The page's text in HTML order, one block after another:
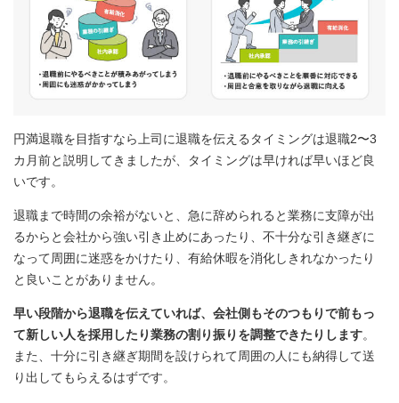
円満退職を目指すなら上司に退職を伝えるタイミングは退職2〜3
カ月前と説明してきましたが、タイミングは早ければ早いほど良
いです。
退職まで時間の余裕がないと、急に辞められると業務に支障が出
るからと会社から強い引き止めにあったり、不十分な引き継ぎに
なって周囲に迷惑をかけたり、有給休暇を消化しきれなかったり
と良いことがありません。
早い段階から退職を伝えていれば、会社側もそのつもりで前もっ
て新しい人を採用したり業務の割り振りを調整できたりします。
また、十分に引き継ぎ期間を設けられて周囲の人にも納得して送
り出してもらえるはずです。